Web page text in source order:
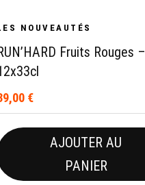
NOUVEAUTÉS
Fruits Rouges –
€
AJOUTER AU
PANIER